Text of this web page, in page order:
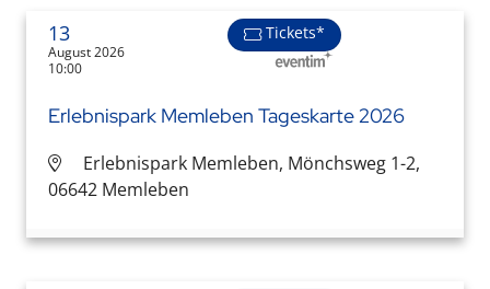
13
August 2026
10:00
Tickets*
Erlebnispark Memleben Tageskarte 2026
Erlebnispark Memleben, Mönchsweg 1-2,
06642 Memleben